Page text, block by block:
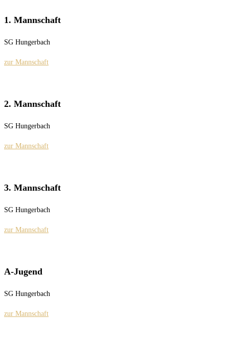
1. Mannschaft
SG Hungerbach
zur Mannschaft
2. Mannschaft
SG Hungerbach
zur Mannschaft
3. Mannschaft
SG Hungerbach
zur Mannschaft
A-Jugend
SG Hungerbach
zur Mannschaft